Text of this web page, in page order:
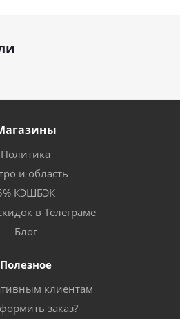
Политика
и область
КЭШБЭК
в Телеграме
Блог
Полезное
клиентам
заказ?